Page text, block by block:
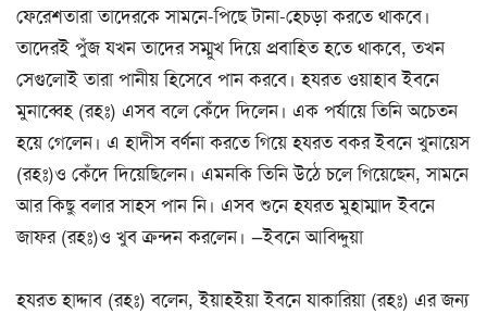
ফেরেশতারা তাদেরকে সামনে-পিছে টানা-হেচড়া করতে থাকবে।
তাদেরই পুঁজ যখন তাদের সম্মুখ দিয়ে প্রবাহিত হতে থাকবে, তখন
সেগুলোই তারা পানীয় হিসেবে পান করবে। হযরত ওয়াহাব ইবনে
মুনাব্বেহ (রহঃ) এসব বলে কেঁদে দিলেন। এক পর্যায়ে তিনি অচেতন
হয়ে গেলেন। এ হাদীস বর্ণনা করতে গিয়ে হযরত বকর ইবনে খুনায়েস
(রহঃ)ও কেঁদে দিয়েছিলেন। এমনকি তিনি উঠে চলে গিয়েছেন, সামনে
আর কিছু বলার সাহস পান নি। এসব শুনে হযরত মুহাম্মাদ ইবনে
জাফর (রহঃ)ও খুব ক্রন্দন করলেন। —ইবনে আবিদ্দুয়া
হযরত হাদ্দাব (রহঃ) বলেন, ইয়াহইয়া ইবনে যাকারিয়া (রহঃ) এর জন্য